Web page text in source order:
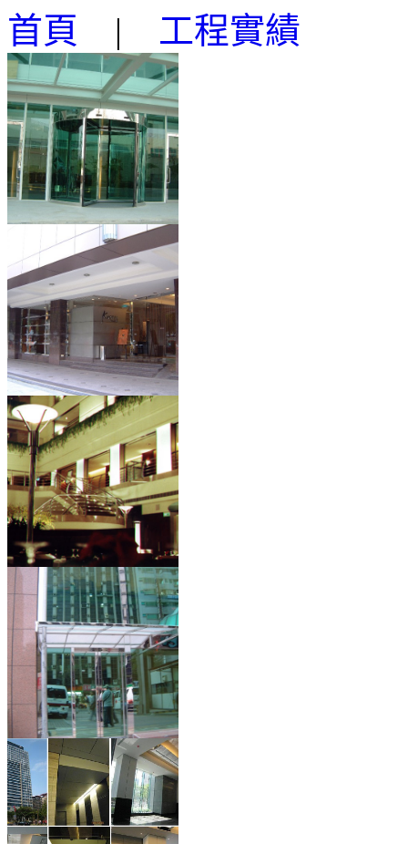
首頁 | 工程實績
力晶半導體
柯達大飯店
新竹國賓大飯店
台北馬階